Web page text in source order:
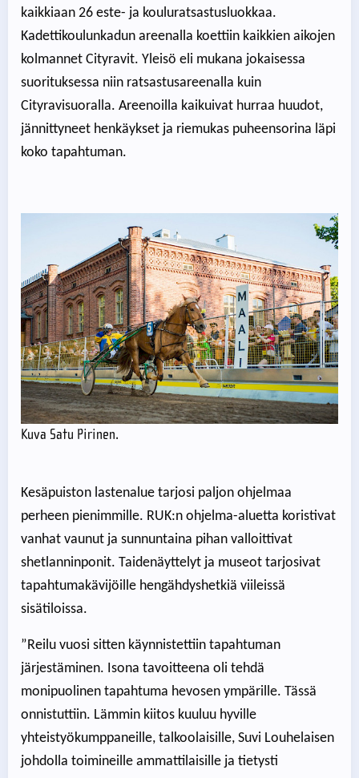
kaikkiaan 26 este- ja kouluratsastusluokkaa.
Kadettikoulunkadun areenalla koettiin kaikkien aikojen
kolmannet Cityravit. Yleisö eli mukana jokaisessa
suorituksessa niin ratsastusareenalla kuin
Cityravisuoralla. Areenoilla kaikuivat hurraa huudot,
jännittyneet henkäykset ja riemukas puheensorina läpi
koko tapahtuman.
Kuva Satu Pirinen.
Kesäpuiston lastenalue tarjosi paljon ohjelmaa
perheen pienimmille. RUK:n ohjelma-aluetta koristivat
vanhat vaunut ja sunnuntaina pihan valloittivat
shetlanninponit. Taidenäyttelyt ja museot tarjosivat
tapahtumakävijöille hengähdyshetkiä viileissä
sisätiloissa.
”Reilu vuosi sitten käynnistettiin tapahtuman
järjestäminen. Isona tavoitteena oli tehdä
monipuolinen tapahtuma hevosen ympärille. Tässä
onnistuttiin. Lämmin kiitos kuuluu hyville
yhteistyökumppaneille, talkoolaisille, Suvi Louhelaisen
johdolla toimineille ammattilaisille ja tietysti